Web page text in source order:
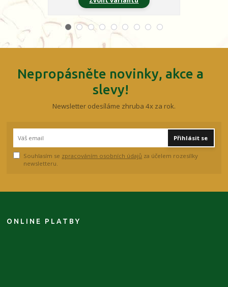
Nepropásněte novinky, akce a
slevy!
Newsletter odesíláme zhruba 4x za rok.
Přihlásit se
Souhlasím se zpracováním osobních údajů za účelem rozesílky
newsletteru.
ONLINE PLATBY